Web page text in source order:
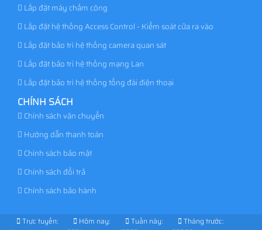
Lắp đặt máy chấm công
Lắp đặt hệ thống Access Control - Kiểm soát cửa ra vào
Lắp đặt bảo trì hệ thống camera quan sát
Lắp đặt bảo trì hệ thống mạng Lan
Lắp đặt bảo trì hệ thống tổng đài điện thoại
CHÍNH SÁCH
Chính sách vận chuyển
Hướng dẫn thanh toán
Chính sách bảo mật
Chính sách đổi trả
Chính sách bảo hành
Trực tuyến:
Hôm nay:
Tuần này:
Tháng trước: